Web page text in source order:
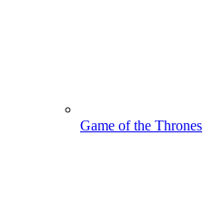
Game of the Thrones